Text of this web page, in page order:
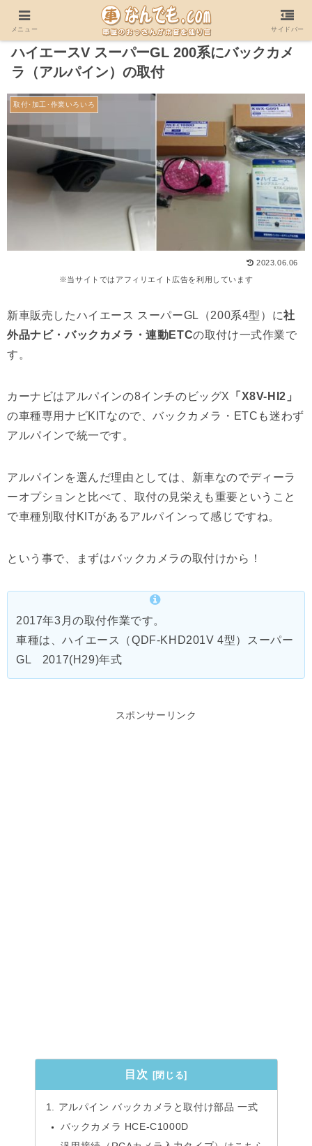
ホーム 用品/部品/電装品 取付･加工･作業いろいろ
ハイエースV スーパーGL 200系にバックカメ
ラ（アルパイン）の取付
取付･加工･作業いろいろ
2023.06.06
※当サイトではアフィリエイト広告を利用しています
新車販売したハイエース スーパーGL（200系4型）に社
外品ナビ・バックカメラ・連動ETCの取付け一式作業で
す。
カーナビはアルパインの8インチのビッグX
「X8V-HI2」
の車種専用ナビKITなので、バックカメラ・ETCも迷わず
アルパインで統一です。
アルパインを選んだ理由としては、新車なのでディーラ
ーオプションと比べて、取付の見栄えも重要ということ
で車種別取付KITがあるアルパインって感じですね。
という事で、まずはバックカメラの取付けから！
2017年3月の取付作業です。
車種は、ハイエース（QDF-KHD201V 4型）スーパー
GL 2017(H29)年式
スポンサーリンク
目次
アルパイン バックカメラと取付け部品 一式
バックカメラ HCE-C1000D
メニュー サイドバー